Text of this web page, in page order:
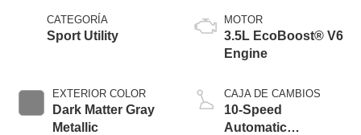
CATEGORÍA
Sport Utility
EXTERIOR COLOR
Dark Matter Gray
Metallic
MOTOR
3.5L EcoBoost® V6
Engine
CAJA DE CAMBIOS
10-Speed
Automatic